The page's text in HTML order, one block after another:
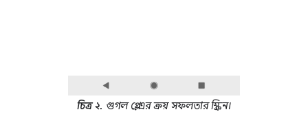
চিত্র ২. গুগল প্লে-এর ক্রয় সফলতার স্ক্রিন।